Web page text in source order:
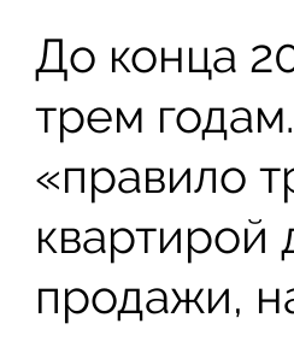
До конца
трем
«правило
квартирой
продажи,